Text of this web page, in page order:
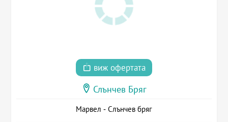
виж офертата
Слънчев Бряг
Марвел - Слънчев бряг